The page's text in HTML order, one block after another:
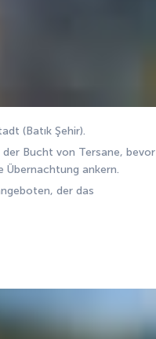
(Batık Şehir).
Bucht von Tersane, bevor
Übernachtung ankern.
der das